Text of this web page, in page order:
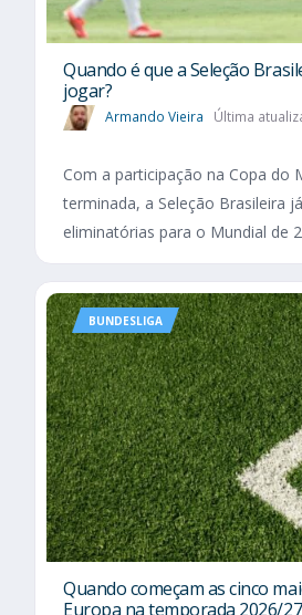
Quando é que a Seleção
jogar?
Armando Vieira Última
Com a participação na Copa do
terminada, a Seleção Brasileira
eliminatórias para o Mundial de
BUNDESLIGA
Quando começam as cinco
Europa na temporada 2026/